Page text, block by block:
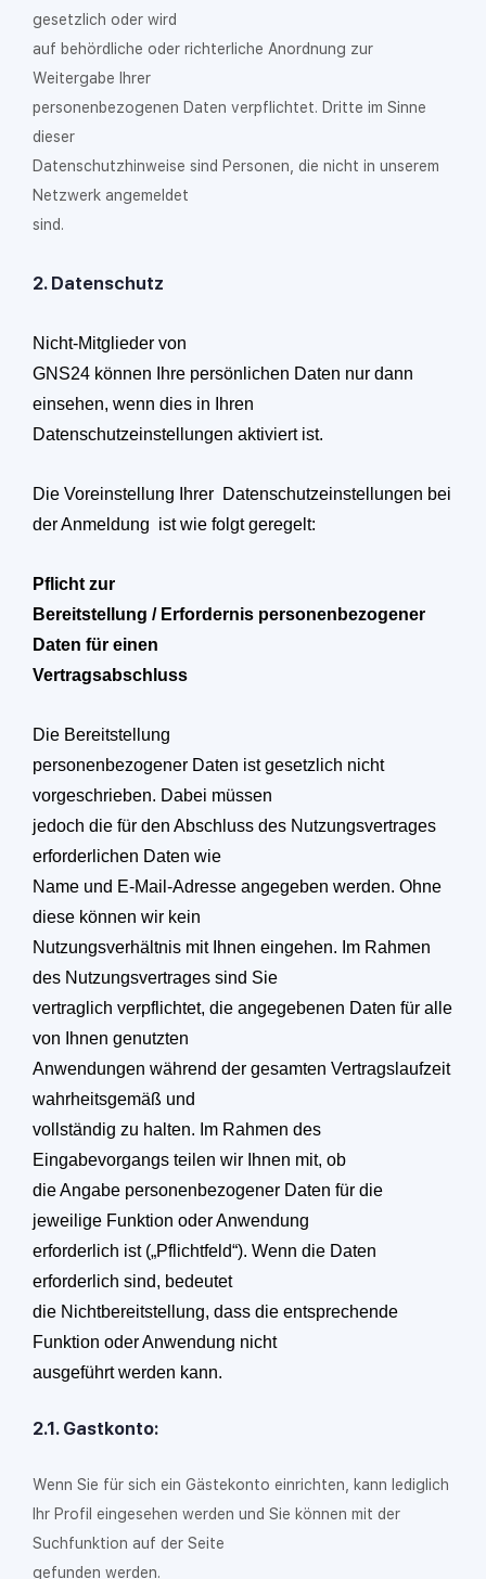
gesetzlich oder wird
auf behördliche oder richterliche Anordnung zur
Weitergabe Ihrer
personenbezogenen Daten verpflichtet. Dritte im Sinne
dieser
Datenschutzhinweise sind Personen, die nicht in unserem
Netzwerk angemeldet
sind.
2. Datenschutz
Nicht-Mitglieder von
GNS24 können Ihre persönlichen Daten nur dann
einsehen, wenn dies in Ihren
Datenschutzeinstellungen aktiviert ist.
Die Voreinstellung Ihrer Datenschutzeinstellungen bei
der Anmeldung ist wie folgt geregelt:
Pflicht zur
Bereitstellung / Erfordernis personenbezogener
Daten für einen
Vertragsabschluss
Die Bereitstellung
personenbezogener Daten ist gesetzlich nicht
vorgeschrieben. Dabei müssen
jedoch die für den Abschluss des Nutzungsvertrages
erforderlichen Daten wie
Name und E-Mail-Adresse angegeben werden. Ohne
diese können wir kein
Nutzungsverhältnis mit Ihnen eingehen. Im Rahmen
des Nutzungsvertrages sind Sie
vertraglich verpflichtet, die angegebenen Daten für alle
von Ihnen genutzten
Anwendungen während der gesamten Vertragslaufzeit
wahrheitsgemäß und
vollständig zu halten. Im Rahmen des
Eingabevorgangs teilen wir Ihnen mit, ob
die Angabe personenbezogener Daten für die
jeweilige Funktion oder Anwendung
erforderlich ist („Pflichtfeld“). Wenn die Daten
erforderlich sind, bedeutet
die Nichtbereitstellung, dass die entsprechende
Funktion oder Anwendung nicht
ausgeführt werden kann.
2.1. Gastkonto:
Wenn Sie für sich ein Gästekonto einrichten, kann lediglich
Ihr Profil eingesehen werden und Sie können mit der
Suchfunktion auf der Seite
gefunden werden.